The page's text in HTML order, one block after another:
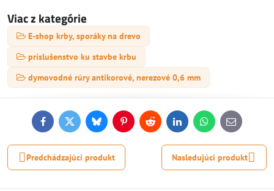
Viac z kategórie
E-shop krby, sporáky na drevo
príslušenstvo ku stavbe krbu
dymovodné rúry antikorové, nerezové 0,6 mm
FacebookTwitterBlueskyPinterestReddit LinkedInWhatsApp
E-
mail
Predchádzajúci produkt Nasledujúci produkt